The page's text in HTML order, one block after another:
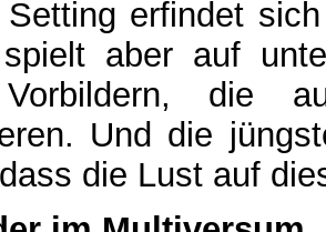
erfindet
aber auf
die
Und die
die Lust auf